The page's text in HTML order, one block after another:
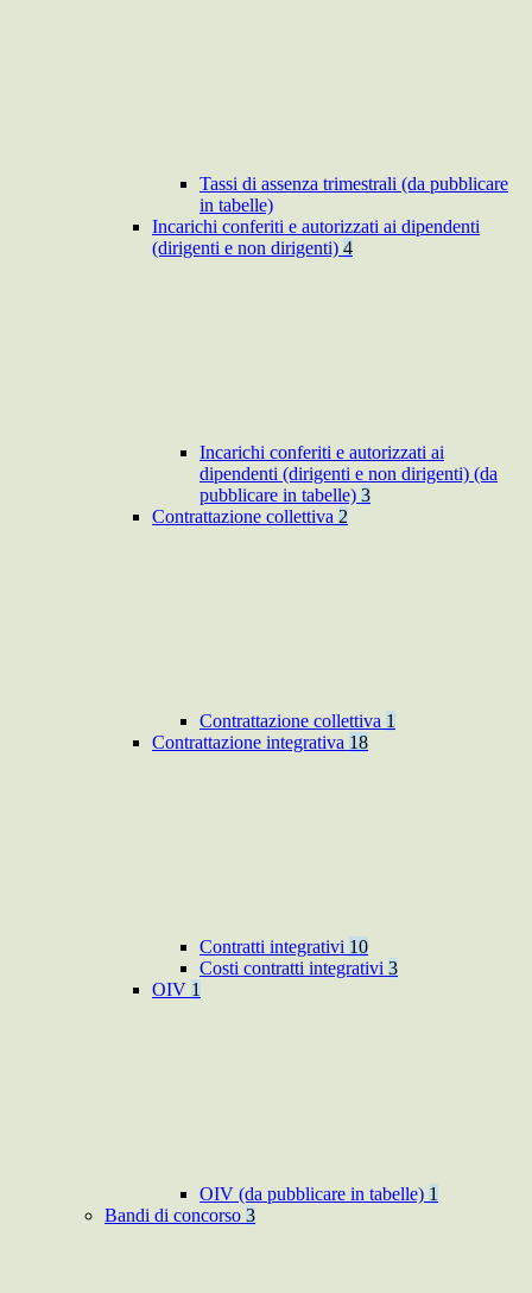
Tassi di assenza trimestrali (da pubblicare
in tabelle)
Incarichi conferiti e autorizzati ai dipendenti
(dirigenti e non dirigenti) 4
Incarichi conferiti e autorizzati ai
dipendenti (dirigenti e non dirigenti) (da
pubblicare in tabelle) 3
Contrattazione collettiva 2
Contrattazione collettiva 1
Contrattazione integrativa 18
Contratti integrativi 10
Costi contratti integrativi 3
OIV 1
OIV (da pubblicare in tabelle) 1
Bandi di concorso 3